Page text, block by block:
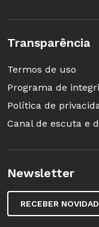
Transparência
Termos de uso
Programa de
Política de
Canal de escuta e
Newsletter
RECEBER